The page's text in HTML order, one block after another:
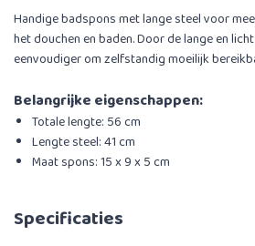
Handige badspons met lange steel voor
het douchen en baden. Door de lange en
eenvoudiger om zelfstandig moeilijk
Belangrijke eigenschappen:
Totale lengte: 56 cm
Lengte steel: 41 cm
Maat spons: 15 x 9 x 5 cm
Specificaties